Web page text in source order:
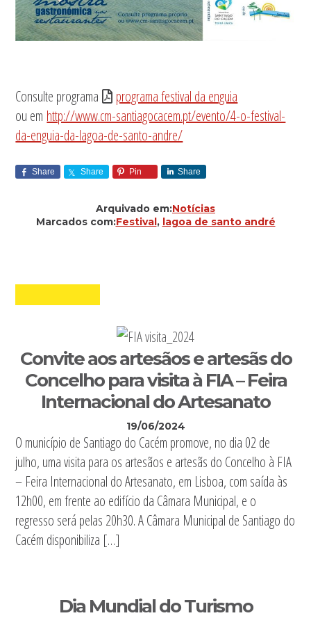
Consulte programa
programa festival da enguia
ou em http://www.cm-santiagocacem.pt/evento/4-o-festival-
da-enguia-da-lagoa-de-santo-andre/
Share Share Pin Share
Arquivado em:Notícias
Marcados com:Festival, lagoa de santo andré
Convite aos artesãos e artesãs do
Concelho para visita à FIA – Feira
Internacional do Artesanato
19/06/2024
O município de Santiago do Cacém promove, no dia 02 de
julho, uma visita para os artesãos e artesãs do Concelho à FIA
– Feira Internacional do Artesanato, em Lisboa, com saída às
12h00, em frente ao edifício da Câmara Municipal, e o
regresso será pelas 20h30. A Câmara Municipal de Santiago do
Cacém disponibiliza […]
Dia Mundial do Turismo